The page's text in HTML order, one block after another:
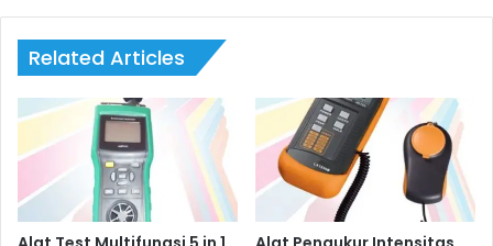
Related Articles